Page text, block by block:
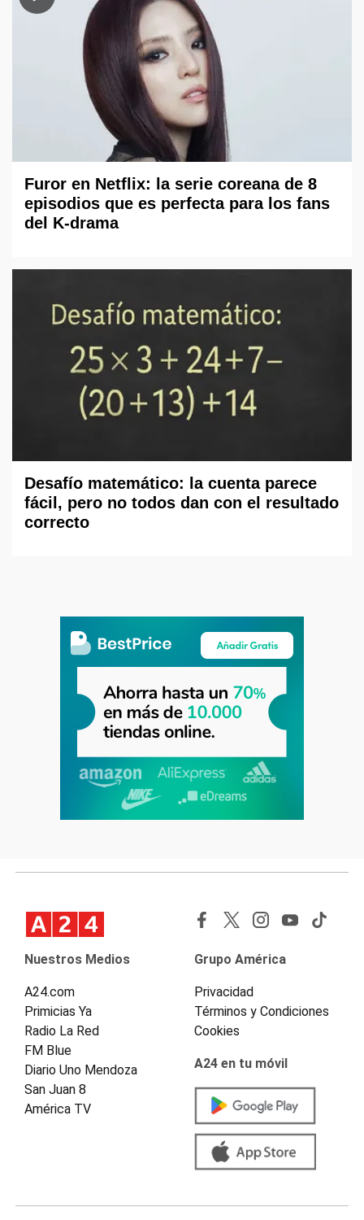
Furor en Netflix: la serie coreana de 8
episodios que es perfecta para los fans
del K-drama
Desafío matemático: la cuenta parece
fácil, pero no todos dan con el resultado
correcto
Nuestros Medios
A24.com
Primicias Ya
Radio La Red
FM Blue
Diario Uno Mendoza
San Juan 8
América TV
Grupo América
Privacidad
Términos y Condiciones
Cookies
A24 en tu móvil